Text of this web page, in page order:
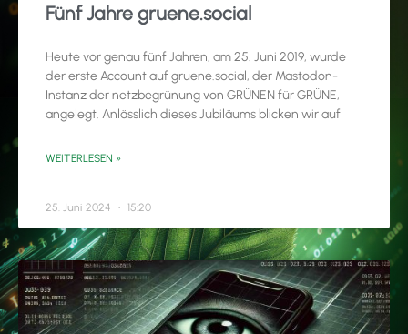
Fünf Jahre gruene.social
Heute vor genau fünf Jahren, am 25. Juni 2019, wurde
der erste Account auf gruene.social, der Mastodon-
Instanz der netzbegrünung von GRÜNEN für GRÜNE,
angelegt. Anlässlich dieses Jubiläums blicken wir auf
WEITERLESEN »
25. Juni 2024 15:20